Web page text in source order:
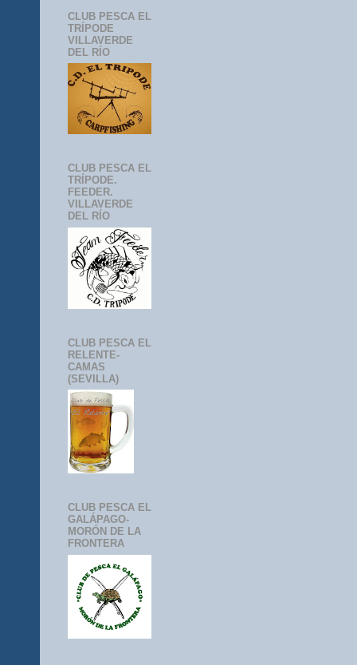
CLUB PESCA EL
TRÍPODE
VILLAVERDE
DEL RÍO
CLUB PESCA EL
TRÍPODE.
FEEDER.
VILLAVERDE
DEL RÍO
CLUB PESCA EL
RELENTE-
CAMAS
(SEVILLA)
CLUB PESCA EL
GALÁPAGO-
MORÓN DE LA
FRONTERA